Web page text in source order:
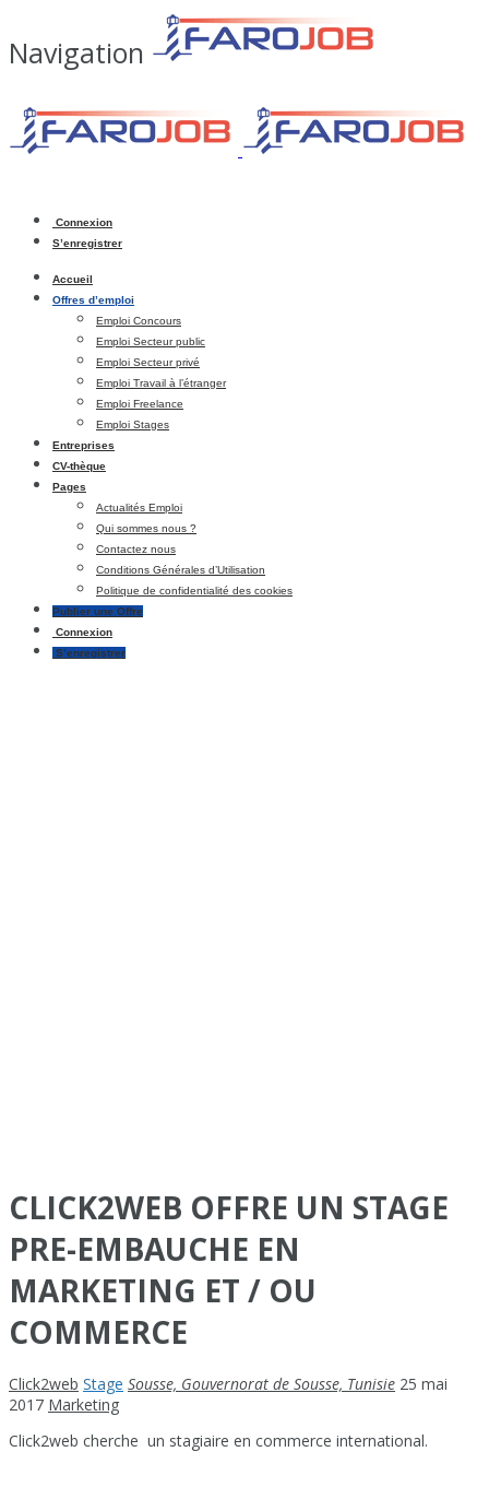
Navigation
Connexion
S’enregistrer
Accueil
Offres d’emploi
Emploi Concours
Emploi Secteur public
Emploi Secteur privé
Emploi Travail à l’étranger
Emploi Freelance
Emploi Stages
Entreprises
CV-thèque
Pages
Actualités Emploi
Qui sommes nous ?
Contactez nous
Conditions Générales d’Utilisation
Politique de confidentialité des cookies
Publier une Offre
Connexion
S’enregistrer
CLICK2WEB OFFRE UN STAGE
PRE-EMBAUCHE EN
MARKETING ET / OU
COMMERCE
Click2web Stage Sousse, Gouvernorat de Sousse, Tunisie 25 mai
2017 Marketing
Click2web cherche un stagiaire en commerce international.